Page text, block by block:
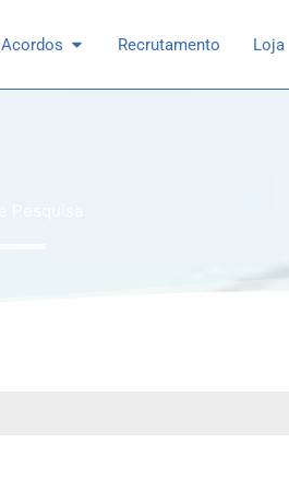
Acordos Open Acordos
Recrutamento Loja